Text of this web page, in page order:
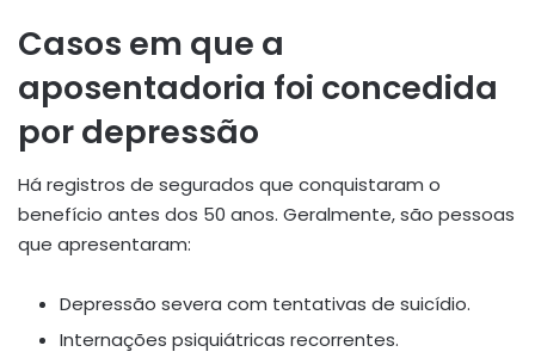
Casos em que a
aposentadoria foi concedida
por depressão
Há registros de segurados que conquistaram o
benefício antes dos 50 anos. Geralmente, são pessoas
que apresentaram:
Depressão severa com tentativas de suicídio.
Internações psiquiátricas recorrentes.